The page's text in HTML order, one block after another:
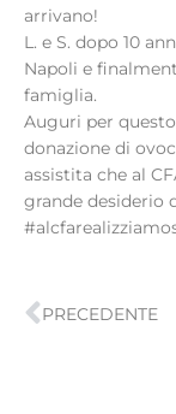
arrivano!
L. e S. dopo 10
Napoli e
famiglia.
Auguri per
donazione di
assistita che al
grande desiderio
PRECEDENTE